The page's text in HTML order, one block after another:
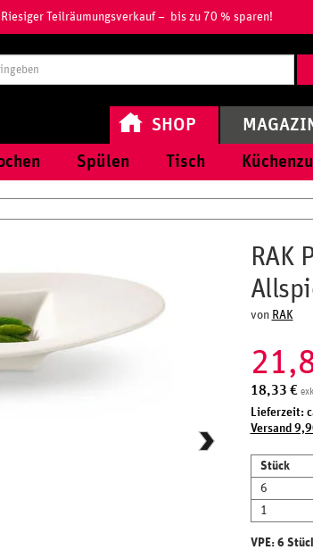
Riesiger Teilräumungsverkauf – bis zu 70 % sparen!
SHOP
Spülen Tisch
RAK
von RAK
18,33 €
Lieferzeit:
Versand
Stück
6
1
VPE: 6